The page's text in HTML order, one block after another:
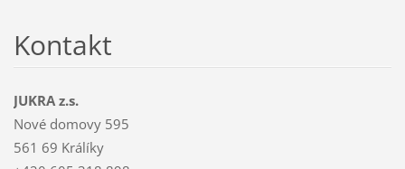
Kontakt
JUKRA z.s.
Nové domovy 595
561 69 Králíky